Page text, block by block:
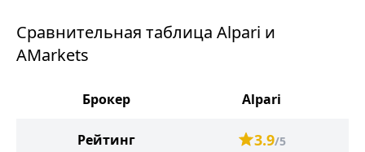
Сравнительная таблица Alpari и
AMarkets
Брокер Alpari
Рейтинг 3.9/5